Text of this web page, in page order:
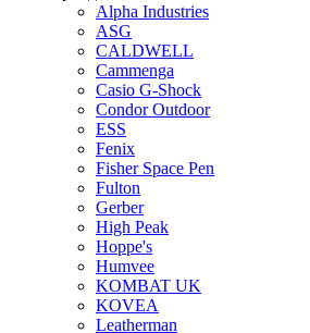
Alpha Industries
ASG
CALDWELL
Cammenga
Casio G-Shock
Condor Outdoor
ESS
Fenix
Fisher Space Pen
Fulton
Gerber
High Peak
Hoppe's
Humvee
KOMBAT UK
KOVEA
Leatherman